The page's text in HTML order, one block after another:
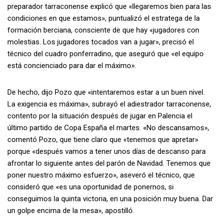
preparador tarraconense explicó que «llegaremos bien para las
condiciones en que estamos», puntualizó el estratega de la
formación berciana, consciente de que hay «jugadores con
molestias. Los jugadores tocados van a jugar», precisó el
técnico del cuadro ponferradino, que aseguró que «el equipo
está concienciado para dar el máximo».
De hecho, dijo Pozo que «intentaremos estar a un buen nivel.
La exigencia es máxima», subrayó el adiestrador tarraconense,
contento por la situación después de jugar en Palencia el
último partido de Copa España el martes. «No descansamos»,
comentó Pozo, que tiene claro que «tenemos que apretar»
porque «después vamos a tener unos días de descanso para
afrontar lo siguiente antes del parón de Navidad. Tenemos que
poner nuestro máximo esfuerzo», aseveró el técnico, que
consideró que «es una oportunidad de ponernos, si
conseguimos la quinta victoria, en una posición muy buena. Dar
un golpe encima de la mesa», apostilló.